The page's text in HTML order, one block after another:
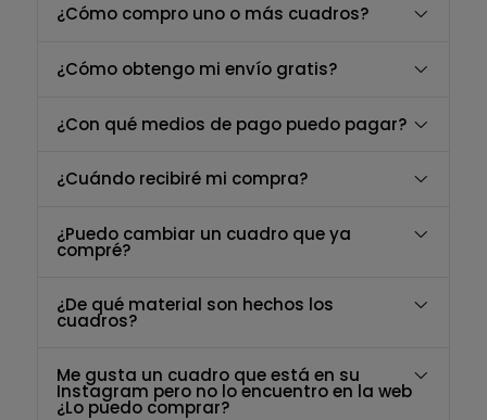
¿Cómo compro uno o más cuadros?
¿Cómo obtengo mi envío gratis?
¿Con qué medios de pago puedo pagar?
¿Cuándo recibiré mi compra?
¿Puedo cambiar un cuadro que ya
compré?
¿De qué material son hechos los
cuadros?
Me gusta un cuadro que está en su
Instagram pero no lo encuentro en la web
¿Lo puedo comprar?